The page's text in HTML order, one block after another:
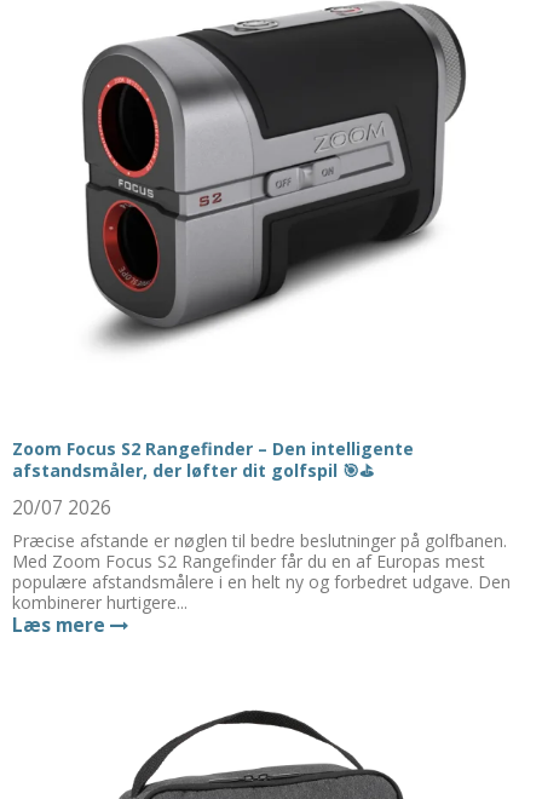
Zoom Focus S2 Rangefinder – Den intelligente
afstandsmåler, der løfter dit golfspil 🎯⛳
20/07 2026
Præcise afstande er nøglen til bedre beslutninger på golfbanen.
Med Zoom Focus S2 Rangefinder får du en af Europas mest
populære afstandsmålere i en helt ny og forbedret udgave. Den
kombinerer hurtigere...
Læs mere